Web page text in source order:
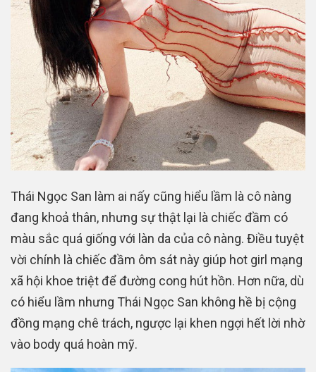
Thái Ngọc San làm ai nấy cũng hiểu lầm là cô nàng
đang khoả thân, nhưng sự thật lại là chiếc đầm có
màu sắc quá giống với làn da của cô nàng. Điều tuyệt
vời chính là chiếc đầm ôm sát này giúp hot girl mạng
xã hội khoe triệt để đường cong hút hồn. Hơn nữa, dù
có hiểu lầm nhưng Thái Ngọc San không hề bị cộng
đồng mạng chê trách, ngược lại khen ngợi hết lời nhờ
vào body quá hoàn mỹ.